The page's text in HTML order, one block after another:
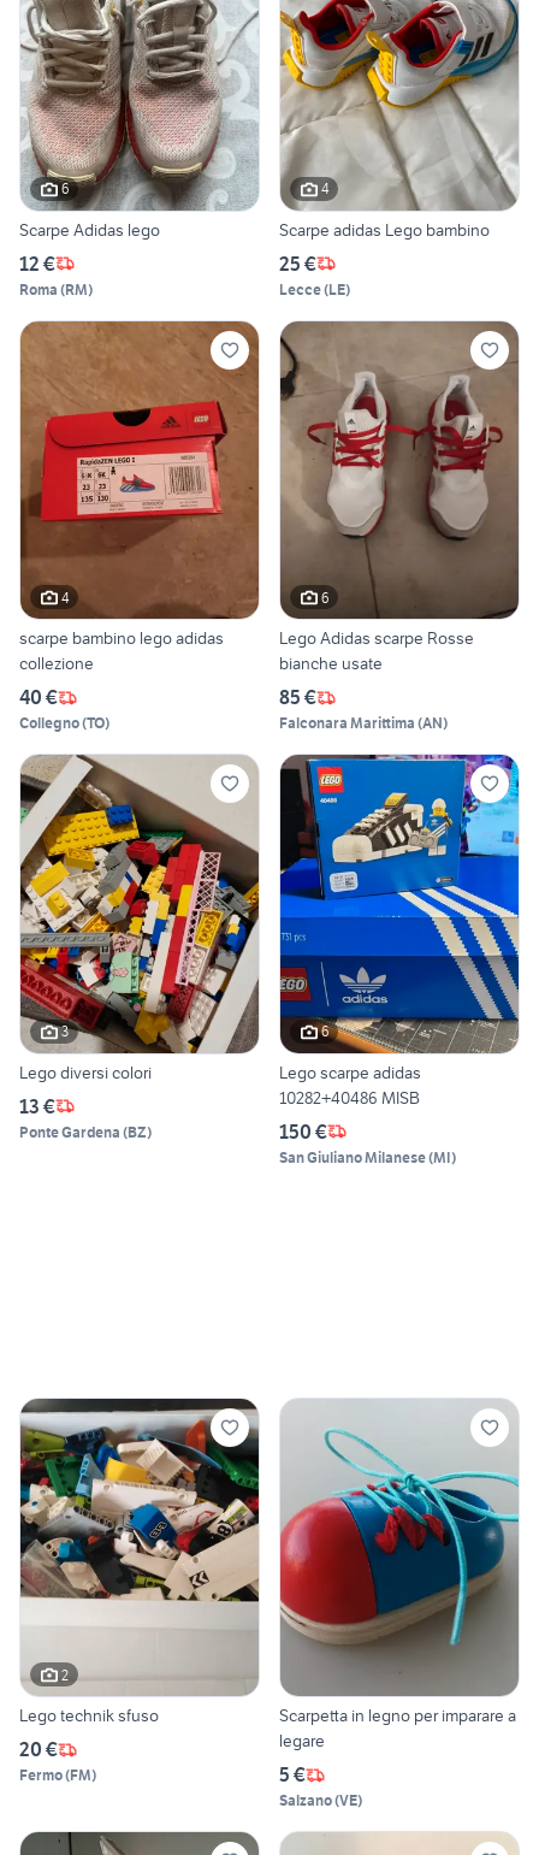
6
Scarpe Adidas lego
12 €
Roma (RM)
4
Scarpe adidas Lego bambino
25 €
Lecce(LE)
4
scarpe bambino lego adidas
collezione
40 €
Collegno(TO)
6
Lego Adidas scarpe Rosse
bianche usate
85 €
Falconara Marittima (AN)
3
Lego diversi colori
13 €
Ponte Gardena (BZ)
6
Lego scarpe adidas
10282+40486 MISB
150 €
San Giuliano Milanese(MI)
2
Lego technik sfuso
20 €
Fermo(FM)
Scarpetta in legno per imparare a
legare
5 €
Salzano(VE)